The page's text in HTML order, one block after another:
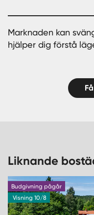
Marknaden kan
hjälper dig förstå
Liknande
Budgivning pågår
Visning 10/8